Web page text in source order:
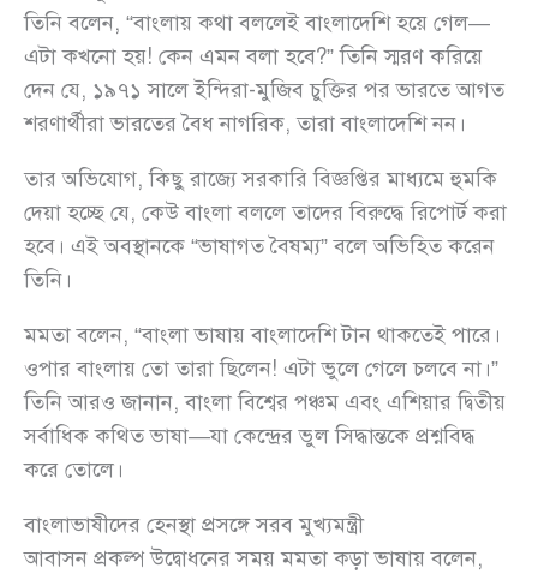
তিনি বলেন, “বাংলায় কথা বললেই বাংলাদেশি হয়ে গেল—
এটা কখনো হয়! কেন এমন বলা হবে?” তিনি স্মরণ করিয়ে
দেন যে, ১৯৭১ সালে ইন্দিরা-মুজিব চুক্তির পর ভারতে আগত
শরণার্থীরা ভারতের বৈধ নাগরিক, তারা বাংলাদেশি নন।
তার অভিযোগ, কিছু রাজ্যে সরকারি বিজ্ঞপ্তির মাধ্যমে হুমকি
দেয়া হচ্ছে যে, কেউ বাংলা বললে তাদের বিরুদ্ধে রিপোর্ট করা
হবে। এই অবস্থানকে “ভাষাগত বৈষম্য” বলে অভিহিত করেন
তিনি।
মমতা বলেন, “বাংলা ভাষায় বাংলাদেশি টান থাকতেই পারে।
ওপার বাংলায় তো তারা ছিলেন! এটা ভুলে গেলে চলবে না।”
তিনি আরও জানান, বাংলা বিশ্বের পঞ্চম এবং এশিয়ার দ্বিতীয়
সর্বাধিক কথিত ভাষা—যা কেন্দ্রের ভুল সিদ্ধান্তকে প্রশ্নবিদ্ধ
করে তোলে।
বাংলাভাষীদের হেনস্থা প্রসঙ্গে সরব মুখ্যমন্ত্রী
আবাসন প্রকল্প উদ্বোধনের সময় মমতা কড়া ভাষায় বলেন,